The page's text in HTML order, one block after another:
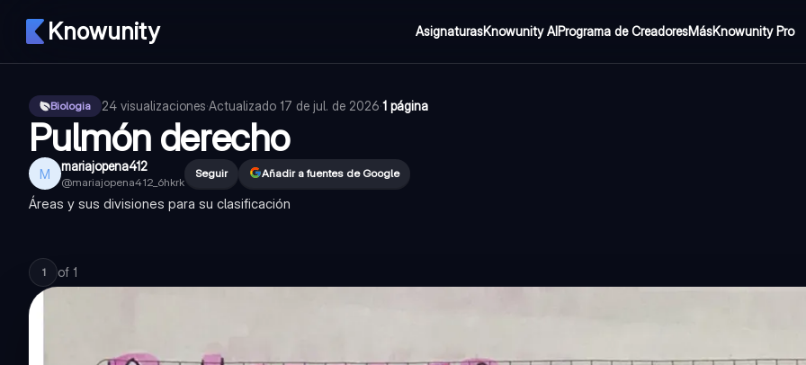
Knowunity AsignaturasKnowunity AIPrograma de CreadoresMásKnowunity Pro
Biologia 24 visualizaciones·Actualizado 17 de jul. de 2026·1 página
Pulmón derecho
M mariajopena412
@mariajopena412_6hkrk
Seguir Añadir a fuentes de Google
Áreas y sus divisiones para su clasificación
1 of 1